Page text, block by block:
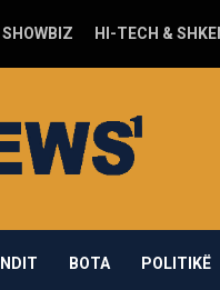
SHOWBIZ HI-TECH &
BOTA POLITIKË